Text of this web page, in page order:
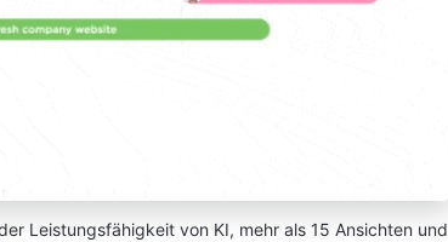
Leistungsfähigkeit von KI, mehr als 15 Ansichten und